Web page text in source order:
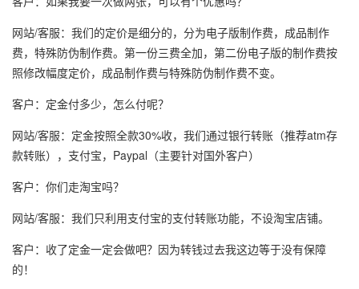
网站/客服：我们的定价是细分的，分为电子版制作费，成品制作
费，特殊防伪制作费。第一份三费全加，第二份电子版的制作费按
照修改幅度定价，成品制作费与特殊防伪制作费不变。
客户：定金付多少，怎么付呢？
网站/客服：定金按照全款30%收，我们通过银行转账（推荐atm存
款转账），支付宝，Paypal（主要针对国外客户）
客户：你们走淘宝吗？
网站/客服：我们只利用支付宝的支付转账功能，不设淘宝店铺。
客户：收了定金一定会做吧？因为转钱过去我这边等于没有保障
的！